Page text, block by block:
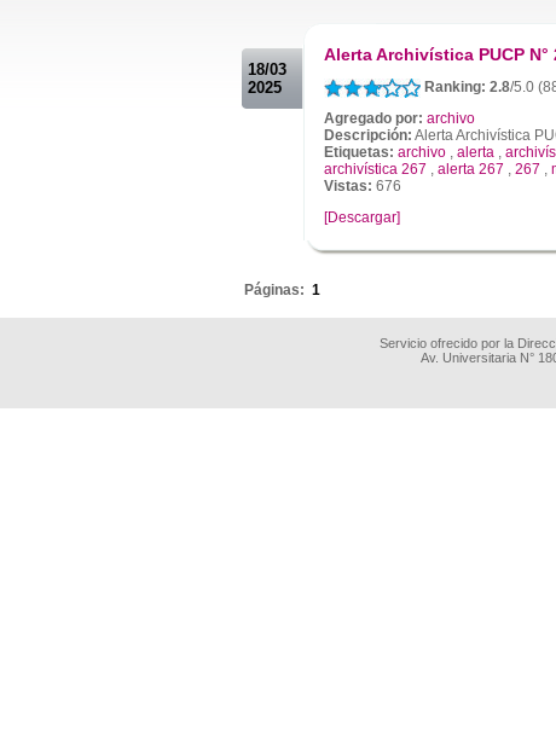
18/03
2025
Alerta Archivística PUCP N°
Ranking: 2.8/5.0
Agregado por: archivo
Descripción: Alerta Archivística
Etiquetas: archivo , alerta ,
archivística 267 , alerta 267 , 267 ,
Vistas: 676
[Descargar]
Páginas: 1
Servicio ofrecido por la
Av. Universitaria N°